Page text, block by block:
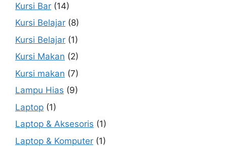
Kursi Bar (14)
Kursi Belajar (8)
Kursi Belajar (1)
Kursi Makan (2)
Kursi makan (7)
Lampu Hias (9)
Laptop (1)
Laptop & Aksesoris (1)
Laptop & Komputer (1)